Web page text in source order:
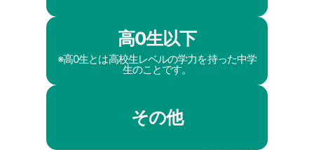
高0生以下
※高0生とは高校生レベルの学力を持った中学
生のことです。
その他